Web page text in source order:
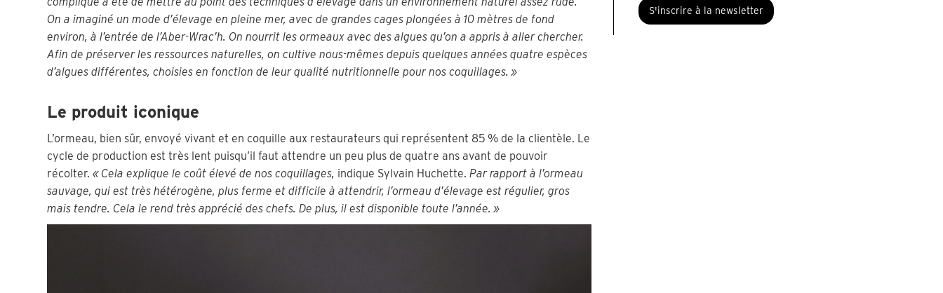
On a imaginé un mode d’élevage en pleine mer, avec de grandes cages plongées à 10 mètres de fond
environ, à l’entrée de l’Aber-Wrac’h. On nourrit les ormeaux avec des algues qu’on a appris à aller chercher.
Afin de préserver les ressources naturelles, on cultive nous-mêmes depuis quelques années quatre espèces
d’algues différentes, choisies en fonction de leur qualité nutritionnelle pour nos coquillages. »
Le produit iconique
L’ormeau, bien sûr, envoyé vivant et en coquille aux restaurateurs qui représentent 85 % de la clientèle. Le
cycle de production est très lent puisqu’il faut attendre un peu plus de quatre ans avant de pouvoir
récolter.« Cela explique le coût élevé de nos coquillages, indique Sylvain Huchette. Par rapport à l’ormeau
sauvage, qui est très hétérogène, plus ferme et difficile à attendrir, l’ormeau d’élevage est régulier, gros
mais tendre. Cela le rend très apprécié des chefs. De plus, il est disponible toute l’année. »